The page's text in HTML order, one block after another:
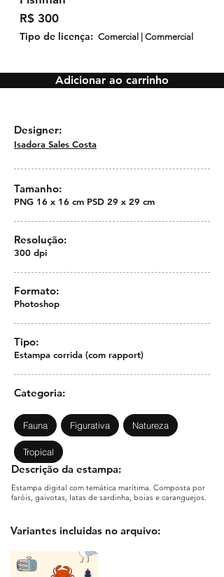
R$ 300
Tipo de licença: Comercial | Commercial
Adicionar ao carrinho
Designer:
Isadora Sales Costa
Tamanho:
PNG 16 x 16 cm PSD 29 x 29 cm
Resolução:
300 dpi
Formato:
Photoshop
Tipo:
Estampa corrida (com rapport)
Categoria:
Fauna Figurativa Natureza
Tropical
Descrição da estampa:
Estampa digital com temática marítima. Composta por
faróis, gaivotas, latas de sardinha, boias e caranguejos.
Variantes incluidas no arquivo: